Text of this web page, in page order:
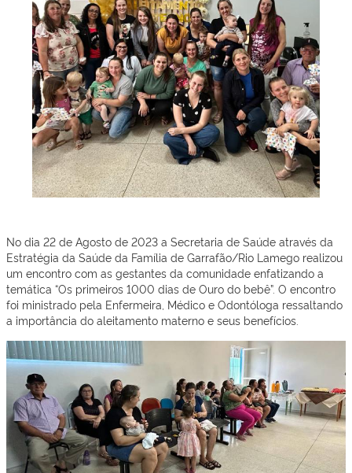
No dia 22 de Agosto de 2023 a Secretaria de Saúde através da
Estratégia da Saúde da Família de Garrafão/Rio Lamego realizou
um encontro com as gestantes da comunidade enfatizando a
temática “Os primeiros 1000 dias de Ouro do bebê”. O encontro
foi ministrado pela Enfermeira, Médico e Odontóloga ressaltando
a importância do aleitamento materno e seus benefícios.